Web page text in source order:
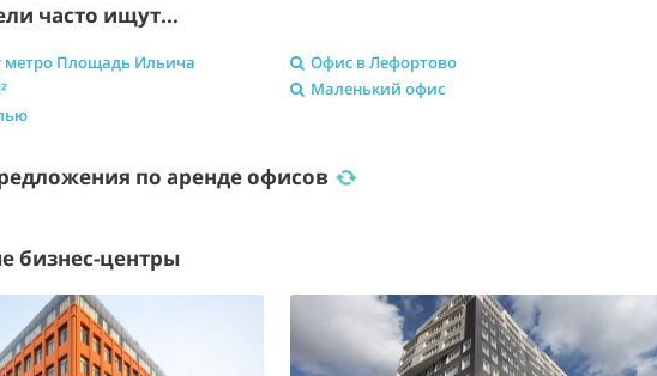
часто ищут...
метро Площадь Ильича Офис в Лефортово
Маленький офис
по аренде офисов
бизнес-центры